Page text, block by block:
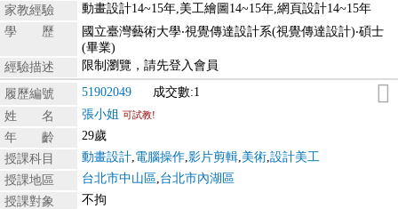
家教經驗
動畫設計14~15年,美工繪圖14~15年,網頁設計14~15年
學 歷
國立臺灣藝術大學‧視覺傳達設計系(視覺傳達設計)‧碩士
(畢業)
經驗描述
限制瀏覽，請先登入會員
履歷編號 51902049
成交數:1
姓 名
張小姐 可試教!
年 齡
29歲
授課科目
動畫設計 電腦操作 影片剪輯 美術 設計美工
授課地區
台北市中山區 台北市內湖區
授課對象
不拘